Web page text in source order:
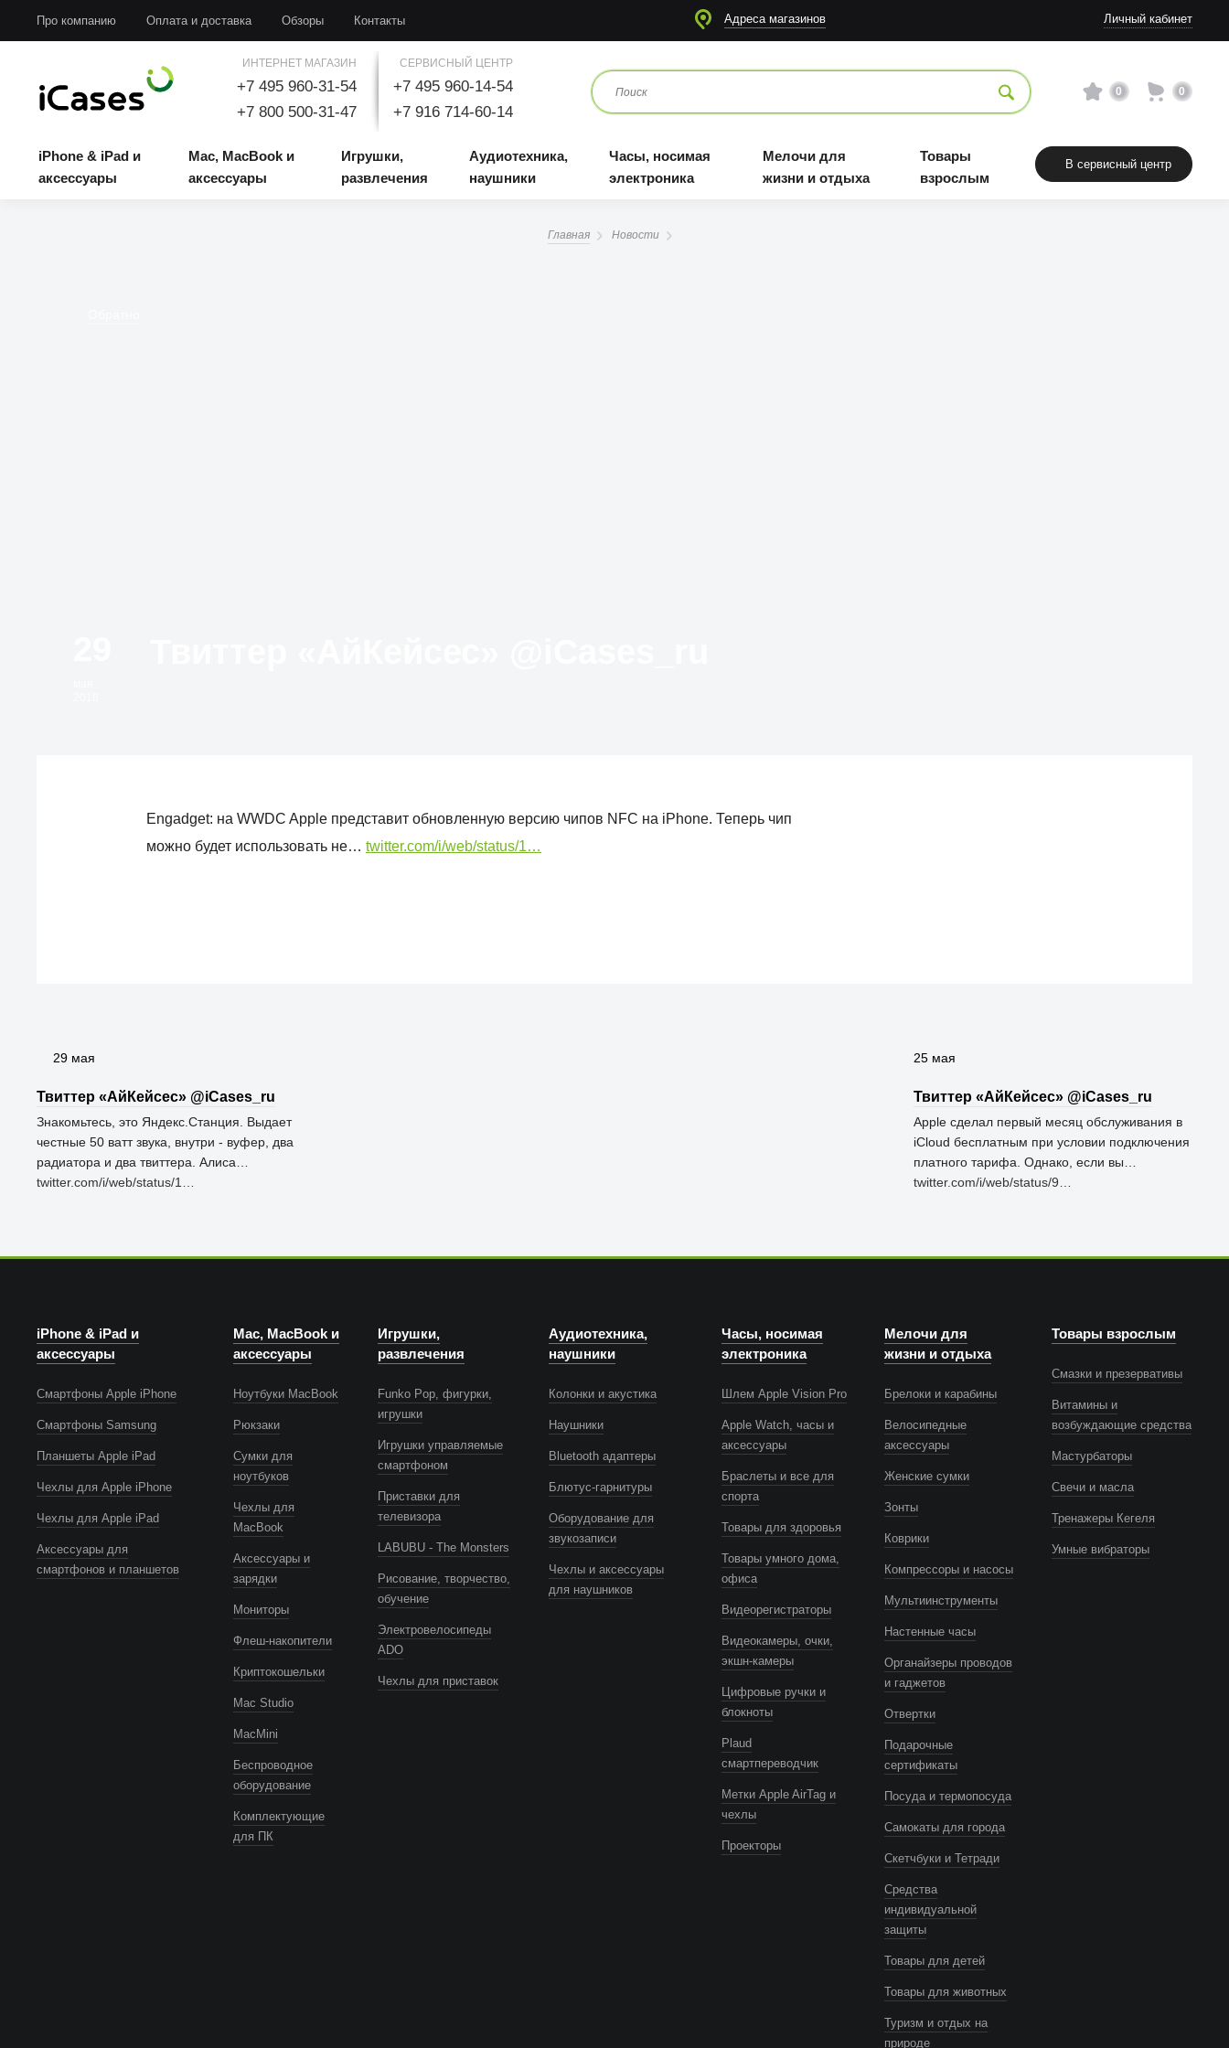
Про компанию Оплата и доставка Обзоры Контакты Адреса магазинов Личный кабинет
ИНТЕРНЕТ МАГАЗИН
+7 495 960-31-54
+7 800 500-31-47
СЕРВИСНЫЙ ЦЕНТР
+7 495 960-14-54
+7 916 714-60-14
0 0
iPhone & iPad и
аксессуары
Mac, MacBook и
аксессуары
Игрушки,
развлечения
Аудиотехника,
наушники
Часы, носимая
электроника
Мелочи для
жизни и отдыха
Товары
взрослым
В сервисный центр
Главная Новости
Engadget: на WWDC Apple представит обновленную версию чипов NFC на iPhone. Теперь чип
можно будет использовать не… twitter.com/i/web/status/1…
25 мая
Твиттер «АйКейсес» ‏@iCases_ru
Apple сделал первый месяц обслуживания в
iCloud бесплатным при условии подключения
платного тарифа. Однако, если вы…
twitter.com/i/web/status/9…
29 мая
Твиттер «АйКейсес» ‏@iCases_ru
Знакомьтесь, это Яндекс.Станция. Выдает
честные 50 ватт звука, внутри - вуфер, два
радиатора и два твиттера. Алиса…
twitter.com/i/web/status/1…
iPhone & iPad и
аксессуары
Смартфоны Apple iPhone
Смартфоны Samsung
Планшеты Apple iPad
Чехлы для Apple iPhone
Чехлы для Apple iPad
Аксессуары для
смартфонов и планшетов
Mac, MacBook и
аксессуары
Ноутбуки MacBook
Рюкзаки
Сумки для
ноутбуков
Чехлы для
MacBook
Аксессуары и
зарядки
Мониторы
Флеш-накопители
Криптокошельки
Mac Studio
MacMini
Беспроводное
оборудование
Комплектующие
для ПК
Игрушки,
развлечения
Funko Pop, фигурки,
игрушки
Игрушки управляемые
смартфоном
Приставки для
телевизора
LABUBU - The Monsters
Рисование, творчество,
обучение
Электровелосипеды
ADO
Чехлы для приставок
Аудиотехника,
наушники
Колонки и акустика
Наушники
Bluetooth адаптеры
Блютус-гарнитуры
Оборудование для
звукозаписи
Чехлы и аксессуары
для наушников
Часы, носимая
электроника
Шлем Apple Vision Pro
Apple Watch, часы и
аксессуары
Браслеты и все для
спорта
Товары для здоровья
Товары умного дома,
офиса
Видеорегистраторы
Видеокамеры, очки,
экшн-камеры
Цифровые ручки и
блокноты
Plaud
смартпереводчик
Метки Apple AirTag и
чехлы
Проекторы
Мелочи для
жизни и отдыха
Брелоки и карабины
Велосипедные
аксессуары
Женские сумки
Зонты
Коврики
Компрессоры и насосы
Мультиинструменты
Настенные часы
Органайзеры проводов
и гаджетов
Отвертки
Подарочные
сертификаты
Посуда и термопосуда
Самокаты для города
Скетчбуки и Тетради
Средства
индивидуальной
защиты
Товары для детей
Товары для животных
Туризм и отдых на
природе
Товары взрослым
Смазки и презервативы
Витамины и
возбуждающие средства
Мастурбаторы
Свечи и масла
Тренажеры Кегеля
Умные вибраторы